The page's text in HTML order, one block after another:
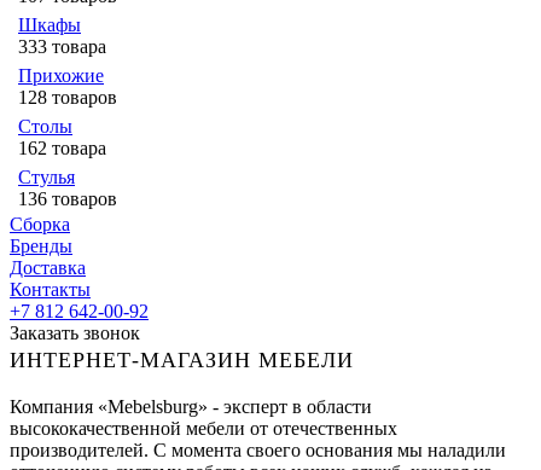
Шкафы
333 товара
Прихожие
128 товаров
Столы
162 товара
Стулья
136 товаров
Сборка
Бренды
Доставка
Контакты
+7 812 642-00-92
Заказать звонок
ИНТЕРНЕТ-МАГАЗИН МЕБЕЛИ
Компания «Mebelsburg» - эксперт в области
высококачественной мебели от отечественных
производителей. С момента своего основания мы наладили